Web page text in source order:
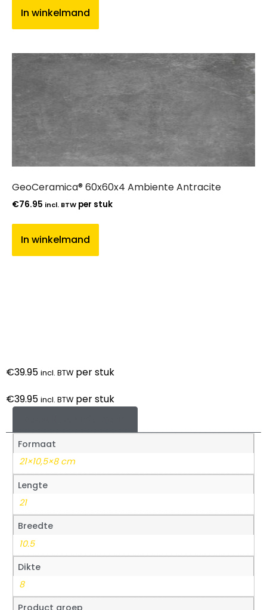
In winkelmand
GeoCeramica® 60x60x4 Ambiente Antracite
€76.95 incl. BTW per stuk
In winkelmand
€39.95 incl. BTW per stuk
€39.95 incl. BTW per stuk
Formaat
21×10,5×8 cm
Lengte
21
Breedte
10.5
Dikte
8